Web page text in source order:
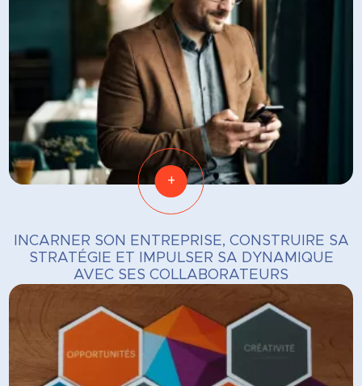
+
INCARNER SON ENTREPRISE, CONSTRUIRE SA
STRATÉGIE ET IMPULSER SA DYNAMIQUE
AVEC SES COLLABORATEURS